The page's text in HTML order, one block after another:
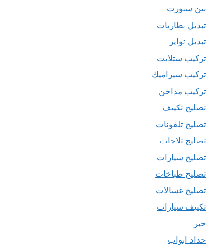
بين سبورت
تبديل بطاريات
تبديل تواير
تركيب ستلايت
تركيب سيراميك
تركيب مداخن
تصليح تكييف
تصليح تلفونات
تصليح ثلاجات
تصليح سيارات
تصليح طباخات
تصليح غسالات
تكييف سيارات
حبر
حداد ابواب